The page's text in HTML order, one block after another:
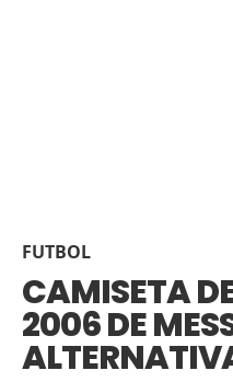
FUTBOL
CAMISETA
2006 DE